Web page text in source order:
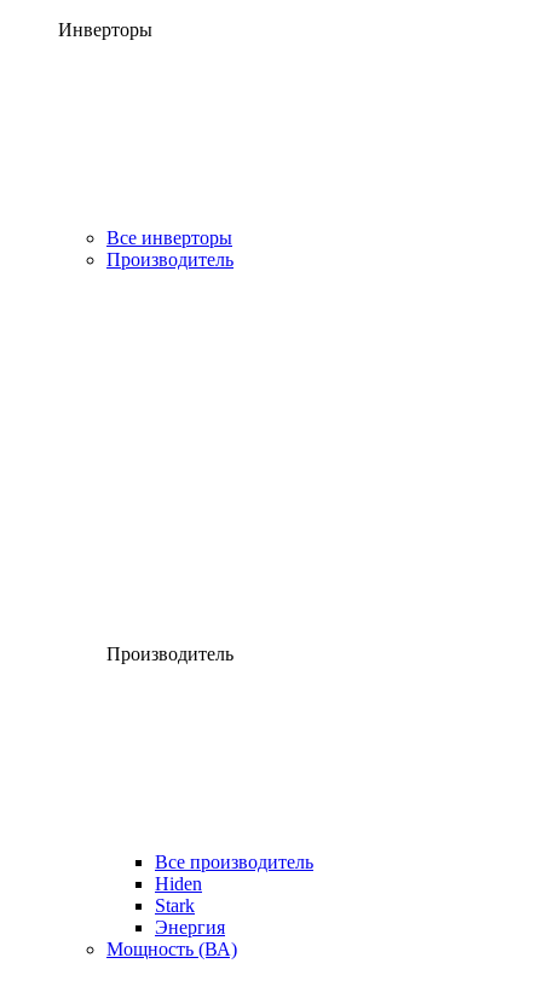
Инверторы
Все инверторы
Производитель
Производитель
Все производитель
Hiden
Stark
Энергия
Мощность (ВА)